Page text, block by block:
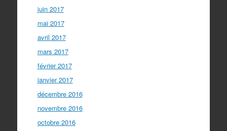
juin 2017
mai 2017
avril 2017
mars 2017
février 2017
janvier 2017
décembre 2016
novembre 2016
octobre 2016